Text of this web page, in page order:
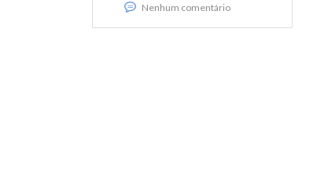
Nenhum comentário